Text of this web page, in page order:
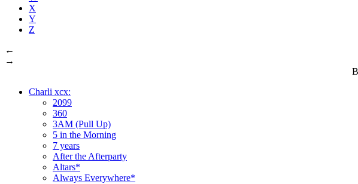
X
Y
Z
←
→
Charli xcx:
2099
360
3AM (Pull Up)
5 in the Morning
7 years
After the Afterparty
Altars*
Always Everywhere*